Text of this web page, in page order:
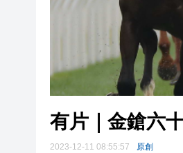
有片｜金鎗六
2023-12-11 08:55:57 原創